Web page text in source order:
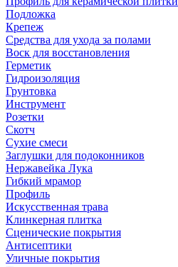
Подложка
Крепеж
Средства для ухода за полами
Воск для восстановления
Герметик
Гидроизоляция
Грунтовка
Инструмент
Розетки
Скотч
Сухие смеси
Заглушки для подоконников
Нержавейка Лука
Гибкий мрамор
Профиль
Искусственная трава
Клинкерная плитка
Сценические покрытия
Антисептики
Уличные покрытия